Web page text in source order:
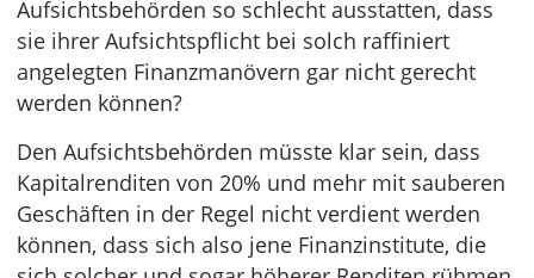
Aufsichtsbehörden so schlecht ausstatten, dass
sie ihrer Aufsichtspflicht bei solch raffiniert
angelegten Finanzmanövern gar nicht gerecht
werden können?
Den Aufsichtsbehörden müsste klar sein, dass
Kapitalrenditen von 20% und mehr mit sauberen
Geschäften in der Regel nicht verdient werden
können, dass sich also jene Finanzinstitute, die